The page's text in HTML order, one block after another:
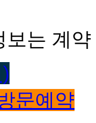
는 계
문예약